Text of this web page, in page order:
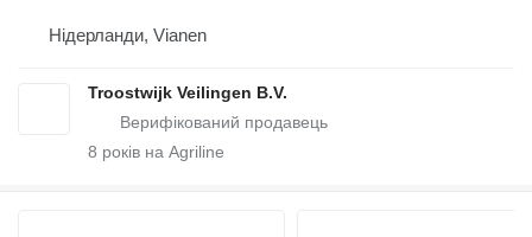
Нідерланди, Vianen
Troostwijk Veilingen B.V.
8 років на Agriline